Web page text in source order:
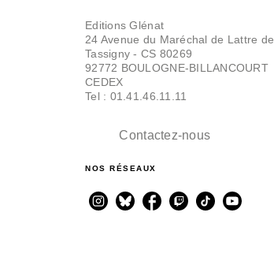
Editions Glénat
24 Avenue du Maréchal de Lattre de
Tassigny - CS 80269
92772 BOULOGNE-BILLANCOURT
CEDEX
Tel : 01.41.46.11.11
Contactez-nous
NOS RÉSEAUX